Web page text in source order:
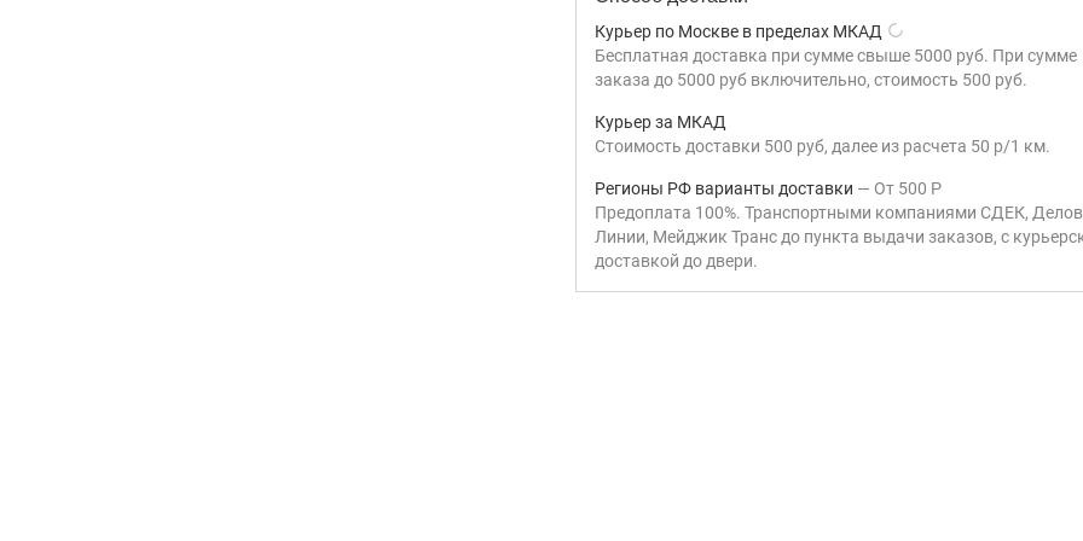
Курьер по Москве в пределах МКАД
Бесплатная доставка при сумме свыше 5000 руб. При сумме
заказа до 5000 руб включительно, стоимость 500 руб.
Курьер за МКАД
Стоимость доставки 500 руб, далее из расчета 50 р/1 км.
Регионы РФ варианты доставки От 500 Р
Предоплата 100%. Транспортными компаниями СДЕК,
Линии, Мейджик Транс до пункта выдачи заказов, с
доставкой до двери.